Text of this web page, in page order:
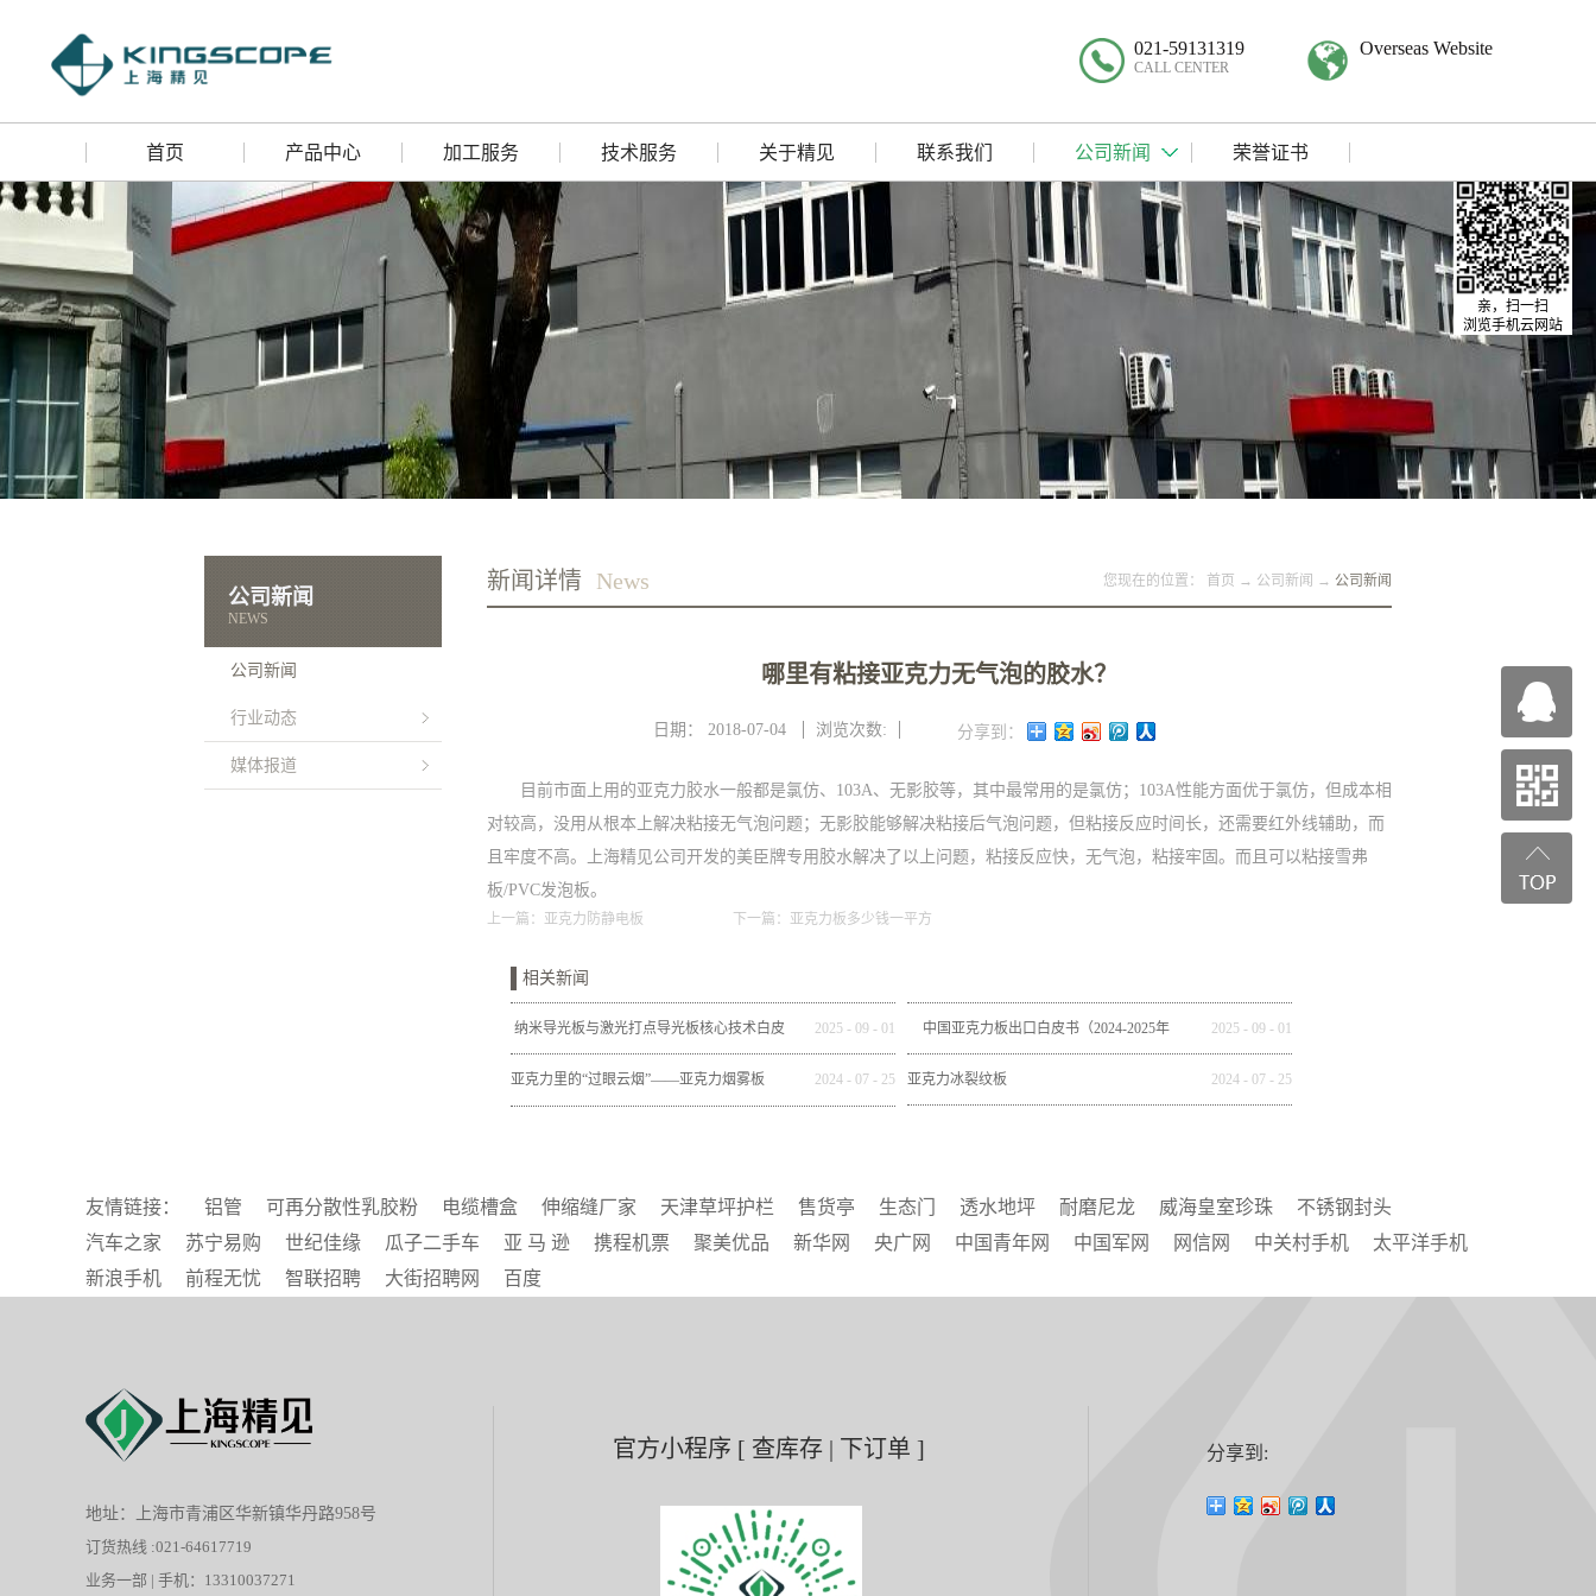
021-59131319
CALL CENTER
Overseas Website
首页 产品中心 加工服务 技术服务 关于精见 联系我们 公司新闻 荣誉证书
公司新闻
NEWS
公司新闻
行业动态
媒体报道
News
新闻详情 您现在的位置： 首页 → 公司新闻 → 公司新闻
哪里有粘接亚克力无气泡的胶水？
日期： 2018-07-04 浏览次数:
目前市面上用的亚克力胶水一般都是氯仿、103A、无影胶等，其中最常用的是氯仿；103A性能方面优于氯仿，但成本相
对较高，没用从根本上解决粘接无气泡问题；无影胶能够解决粘接后气泡问题，但粘接反应时间长，还需要红外线辅助，而
且牢度不高。上海精见公司开发的美臣牌专用胶水解决了以上问题，粘接反应快，无气泡，粘接牢固。而且可以粘接雪弗
板/PVC发泡板。
上一篇： 亚克力防静电板 下一篇： 亚克力板多少钱一平方
相关新闻
纳米导光板与激光打点导光板核心技术白皮
书
2025 - 09 - 01 中国亚克力板出口白皮书（2024-2025年
度）：韧性增长与全球市场重构
2025 - 09 - 01
亚克力里的“过眼云烟”——亚克力烟雾板 2024 - 07 - 25 亚克力冰裂纹板 2024 - 07 - 25
分享到：
友情链接： 铝管 可再分散性乳胶粉 电缆槽盒 伸缩缝厂家 天津草坪护栏 售货亭 生态门 透水地坪 耐磨尼龙 威海皇室珍珠
不锈钢封头
汽车之家
苏宁易购 世纪佳缘 瓜子二手车 亚 马 逊 携程机票 聚美优品 新华网 央广网 中国青年网 中国军网 网信网 中关村手机
太平洋手机
新浪手机
前程无忧 智联招聘 大街招聘网 百度
地址：上海市青浦区华新镇华丹路958号
订货热线 :021-64617719
业务一部 | 手机：13310037271
官方小程序 [ 查库存 | 下订单 ] 分享到:
亲，扫一扫
浏览手机云网站